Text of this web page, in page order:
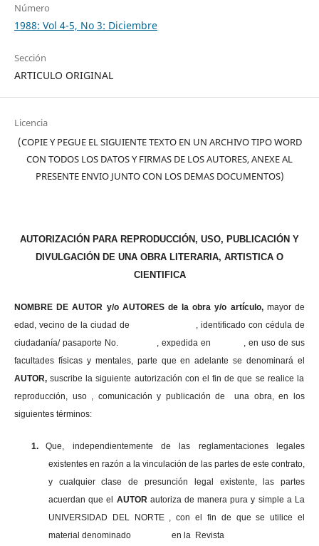
Número
1988: Vol 4-5, No 3: Diciembre
Sección
ARTICULO ORIGINAL
Licencia
(COPIE Y PEGUE EL SIGUIENTE TEXTO EN UN ARCHIVO TIPO WORD
CON TODOS LOS DATOS Y FIRMAS DE LOS AUTORES, ANEXE AL
PRESENTE ENVIO JUNTO CON LOS DEMAS DOCUMENTOS)
AUTORIZACIÓN PARA REPRODUCCIÓN, USO, PUBLICACIÓN Y
DIVULGACIÓN DE UNA OBRA LITERARIA, ARTISTICA O
CIENTIFICA
NOMBRE DE AUTOR y/o AUTORES de la obra y/o artículo, mayor de
edad, vecino de la ciudad de , identificado con cédula de
ciudadanía/ pasaporte No. , expedida en , en uso de sus
facultades físicas y mentales, parte que en adelante se denominará el
AUTOR,suscribe la siguiente autorización con el fin de que se realice la
reproducción, uso , comunicación y publicación de una obra, en los
siguientes términos:
1.
Que, independientemente de las reglamentaciones legales
existentes en razón a la vinculación de las partes de este contrato,
y cualquier clase de presunción legal existente, las partes
acuerdan que el AUTOR autoriza de manera pura y simple a La
UNIVERSIDAD DEL NORTE , con el fin de que se utilice el
material denominado en la Revista